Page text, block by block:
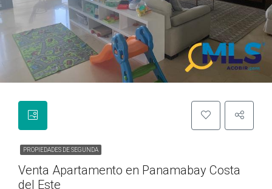
PROPIEDADES DE SEGUNDA
Venta Apartamento en Panamabay Costa
del Este